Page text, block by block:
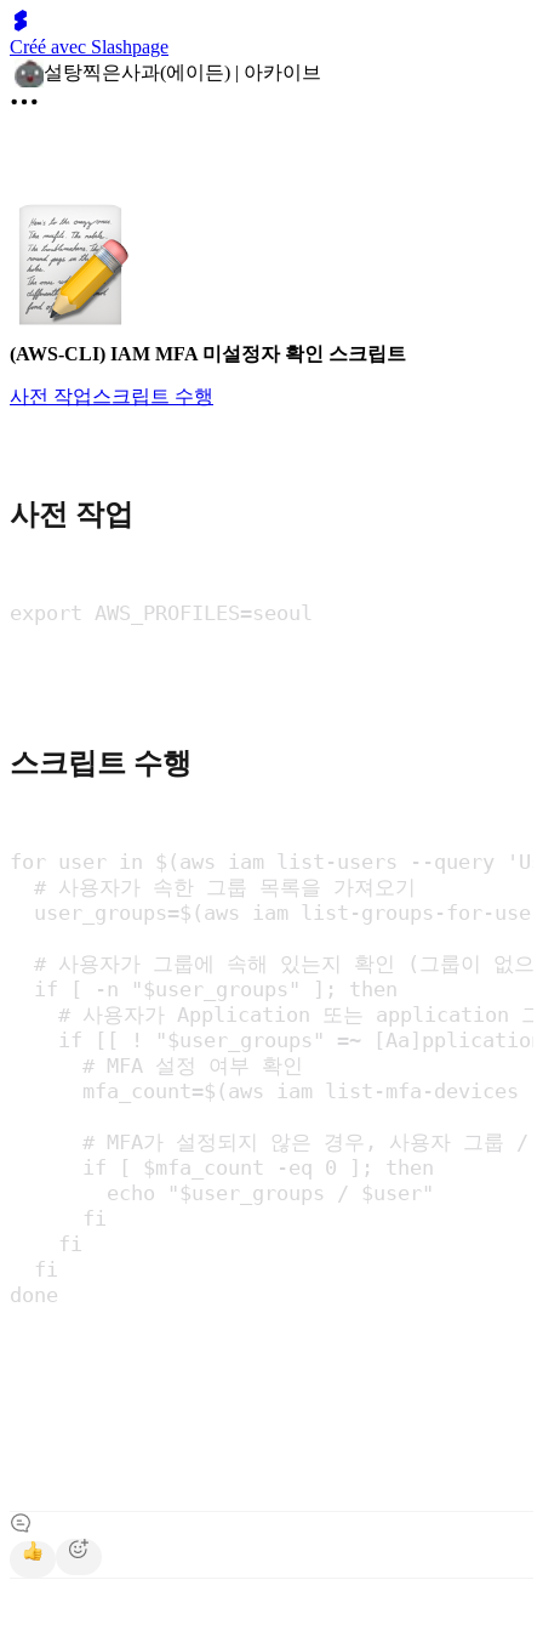
Créé avec Slashpage
설탕찍은사과(에이든) | 아카이브
(AWS-CLI) IAM MFA 미설정자 확인 스크립트
사전 작업스크립트 수행
사전 작업
스크립트 수행
for user in $(aws iam list-users --query
  # 사용자가 속한 그룹 목록을 가져오기
user_groups=$(aws iam list-groups-for-
# 사용자가 그룹에 속해 있는지 확인 (그룹이 없으
  if [ -n "$user_groups" ]; then
# 사용자가 Application 또는 application 그
if [[ ! "$user_groups" =~
      # MFA 설정 여부 확인
mfa_count=$(aws iam list-mfa-devices
# MFA가 설정되지 않은 경우, 사용자 그룹 /
      if [ $mfa_count -eq 0 ]; then
        echo "$user_groups / $user"
      fi
    fi
  fi
done